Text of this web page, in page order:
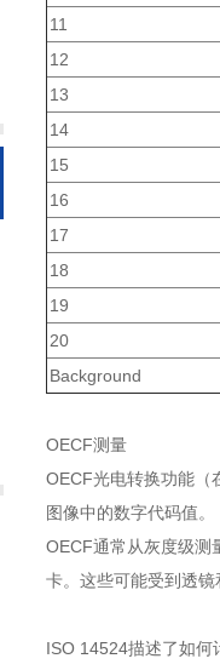
11
12
13
14
15
16
17
18
19
20
Background
OECF测量
OECF光电转换功能（
图像中的数字代码值。
OECF通常从灰度级测
卡。这些可能受到透
ISO 14524描述了如何